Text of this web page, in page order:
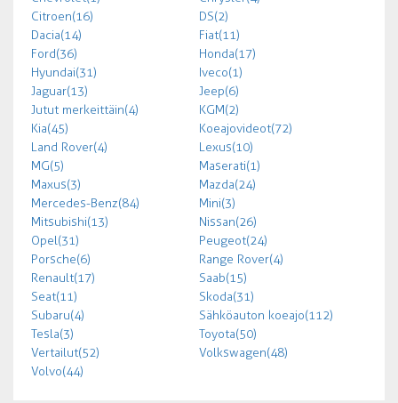
Citroen (16)
DS (2)
Dacia (14)
Fiat (11)
Ford (36)
Honda (17)
Hyundai (31)
Iveco (1)
Jaguar (13)
Jeep (6)
Jutut merkeittäin (4)
KGM (2)
Kia (45)
Koeajovideot (72)
Land Rover (4)
Lexus (10)
MG (5)
Maserati (1)
Maxus (3)
Mazda (24)
Mercedes-Benz (84)
Mini (3)
Mitsubishi (13)
Nissan (26)
Opel (31)
Peugeot (24)
Porsche (6)
Range Rover (4)
Renault (17)
Saab (15)
Seat (11)
Skoda (31)
Subaru (4)
Sähköauton koeajo (112)
Tesla (3)
Toyota (50)
Vertailut (52)
Volkswagen (48)
Volvo (44)